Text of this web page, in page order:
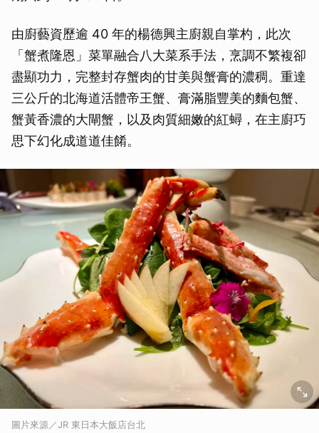
由廚藝資歷逾 40 年的楊德興主廚親自掌杓，此次
「蟹煮隆恩」菜單融合八大菜系手法，烹調不繁複卻
盡顯功力，完整封存蟹肉的甘美與蟹膏的濃稠。重達
三公斤的北海道活體帝王蟹、膏滿脂豐美的麵包蟹、
蟹黃香濃的大閘蟹，以及肉質細嫩的紅蟳，在主廚巧
思下幻化成道道佳餚。
圖片來源／JR 東日本大飯店台北